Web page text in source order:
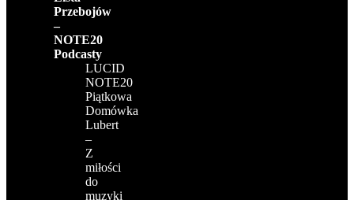
Przebojów
–
NOTE20
Podcasty
LUCID
NOTE20
Piątkowa
Domówka
Lubert
–
Z
miłości
do
muzyki